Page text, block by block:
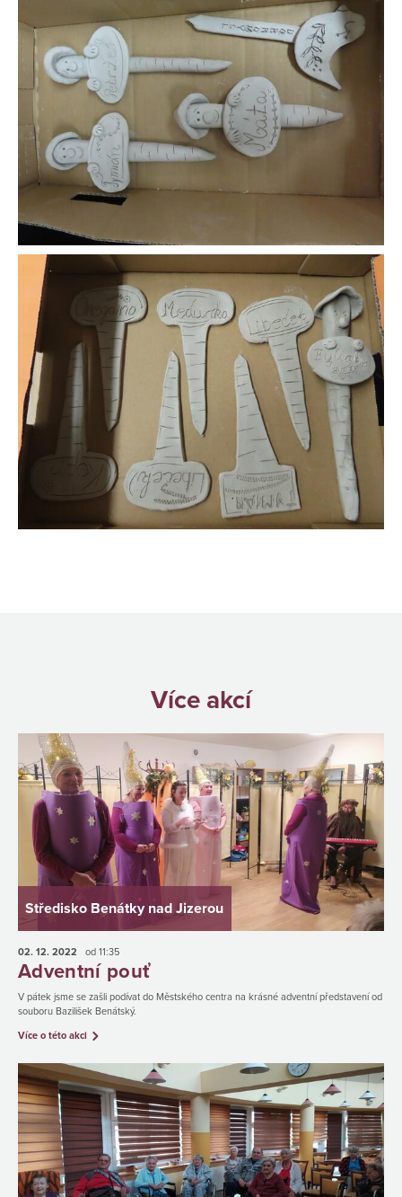
Více akcí
Středisko Benátky nad Jizerou
02. 12. 2022 od 11:35
Adventní pouť
V pátek jsme se zašli podívat do Městského centra na krásné adventní představení od
souboru Bazilišek Benátský.
Více o této akci